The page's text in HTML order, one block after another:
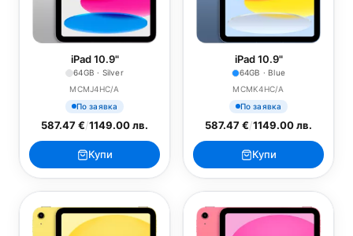
iPad 10.9"
64GB · Silver
MCMJ4HC/A
По заявка
587.47 €/1149.00 лв.
Купи
iPad 10.9"
64GB · Blue
MCMK4HC/A
По заявка
587.47 €/1149.00 лв.
Купи